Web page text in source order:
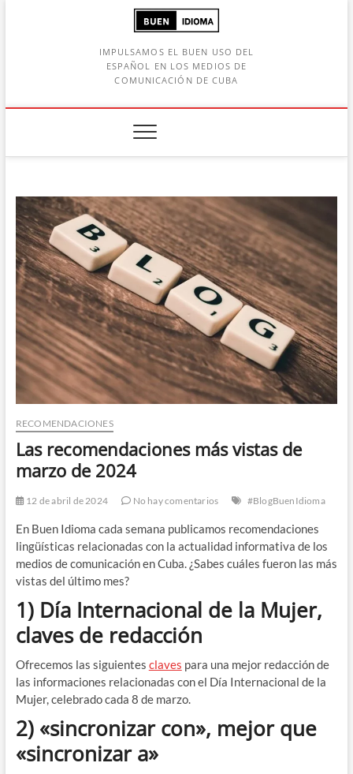
IMPULSAMOS EL BUEN USO DEL
ESPAÑOL EN LOS MEDIOS DE
COMUNICACIÓN DE CUBA
RECOMENDACIONES
Las recomendaciones más vistas de
marzo de 2024
12 de abril de 2024 No hay comentarios #BlogBuenIdioma
En Buen Idioma cada semana publicamos recomendaciones
lingüísticas relacionadas con la actualidad informativa de los
medios de comunicación en Cuba. ¿Sabes cuáles fueron las más
vistas del último mes?
1) Día Internacional de la Mujer,
claves de redacción
Ofrecemos las siguientes claves para una mejor redacción de
las informaciones relacionadas con el Día Internacional de la
Mujer, celebrado cada 8 de marzo.
2) «sincronizar con», mejor que
«sincronizar a»